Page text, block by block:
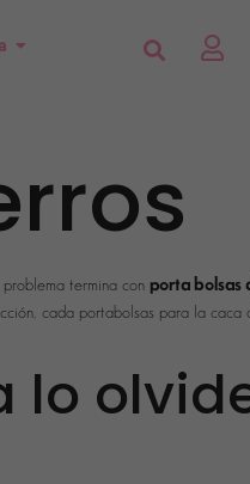
termina con porta bolsas
cada portabolsas para la caca
lo